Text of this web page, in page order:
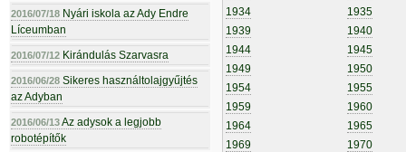
2016/07/18 Nyári iskola az Ady Endre
Líceumban
2016/07/12 Kirándulás Szarvasra
2016/06/28 Sikeres használtolajgyűjtés
az Adyban
2016/06/13Az adysok a legjobb
robotépítők
1934
1935
1939
1940
1944
1945
1949
1950
1954
1955
1959
1960
1964
1965
1969
1970